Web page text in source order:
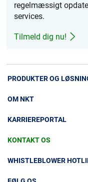
regelmæssigt
services.
Tilmeld dig nu!
PRODUKTER OG
Lavspændingskabler
Mellemspændingskabler
Tilbehør til
OM NKT
Nyheder & Presse
Vores historie
Investorer
Bæredygtighed
KARRIEREPORTAL
KONTAKT OS
WHISTLEBLOWER